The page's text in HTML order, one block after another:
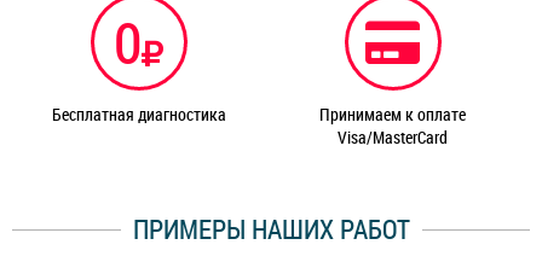
0
Бесплатная диагностика
Принимаем к оплате
Visa/MasterCard
ПРИМЕРЫ НАШИХ РАБОТ